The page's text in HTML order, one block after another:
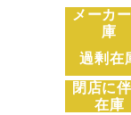
メーカ
庫
過剰在
閉店に
在庫